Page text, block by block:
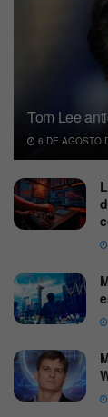
Tom Lee
6 DE AGOSTO